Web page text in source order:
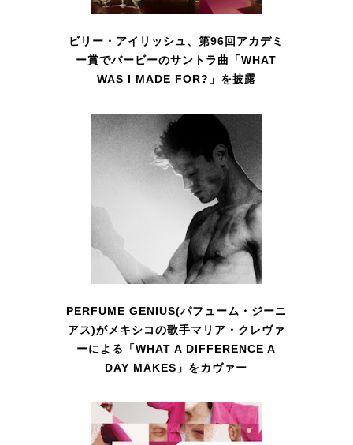
ビリー・アイリッシュ、第96回アカデミ
ー賞でバービーのサントラ曲「WHAT
WAS I MADE FOR?」を披露
PERFUME GENIUS(パフューム・ジーニ
アス)がメキシコの歌手マリア・クレヴァ
ーによる「WHAT A DIFFERENCE A
DAY MAKES」をカヴァー